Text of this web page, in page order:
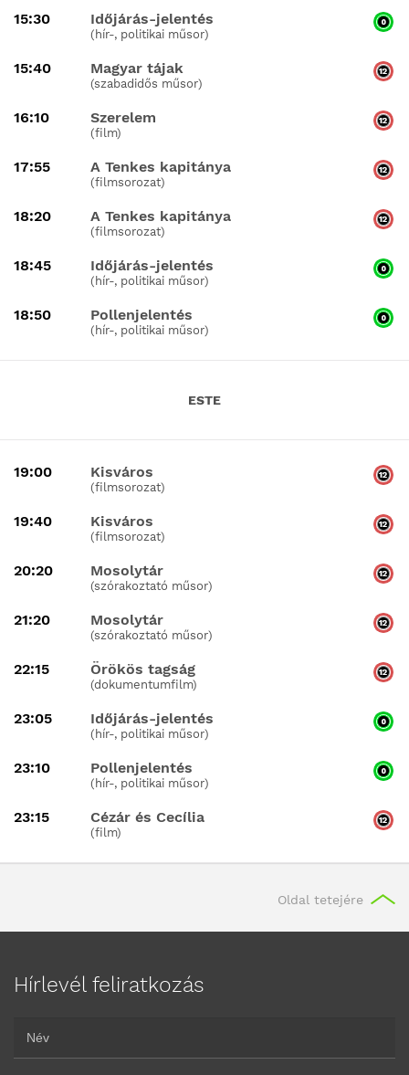
15:30 Időjárás-jelentés
(hír-, politikai műsor)
15:40 Magyar tájak
(szabadidős műsor)
16:10 Szerelem
(film)
17:55 A Tenkes kapitánya
(filmsorozat)
18:20 A Tenkes kapitánya
(filmsorozat)
18:45 Időjárás-jelentés
(hír-, politikai műsor)
18:50 Pollenjelentés
(hír-, politikai műsor)
ESTE
19:00 Kisváros
(filmsorozat)
19:40 Kisváros
(filmsorozat)
20:20 Mosolytár
(szórakoztató műsor)
21:20 Mosolytár
(szórakoztató műsor)
22:15 Örökös tagság
(dokumentumfilm)
23:05 Időjárás-jelentés
(hír-, politikai műsor)
23:10 Pollenjelentés
(hír-, politikai műsor)
23:15 Cézár és Cecília
(film)
Oldal tetejére
Hírlevél feliratkozás